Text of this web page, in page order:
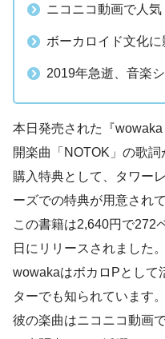
ニコニコ動画で人気
ボーカロイド文化に
2019年急逝、音楽
本日発売された『
開楽曲「NOTOK」の歌詞
購入特典として、タワー
ーズでの特典が用意されて
この書籍は2,640円で272
日にリリースされました。
wowakaはボカロPとして
ターでも知られています。
彼の楽曲はニコニコ動画